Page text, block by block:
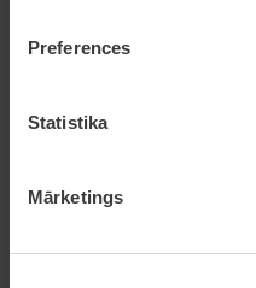
Preferences
Statistika
Mārketings